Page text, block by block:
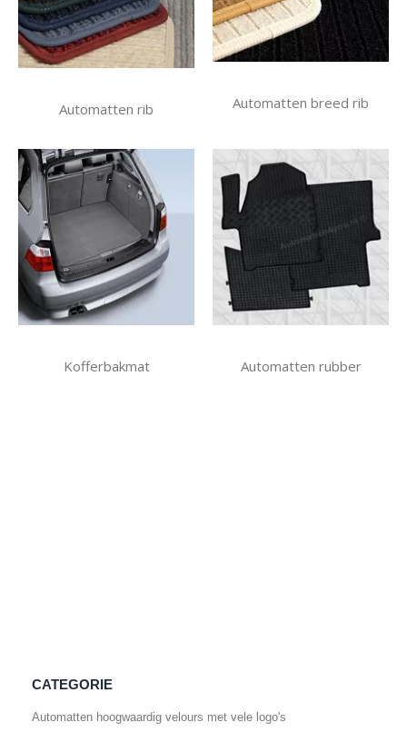
Automatten rib Automatten breed rib
Kofferbakmat Automatten rubber
CATEGORIE
Automatten hoogwaardig velours met vele logo's